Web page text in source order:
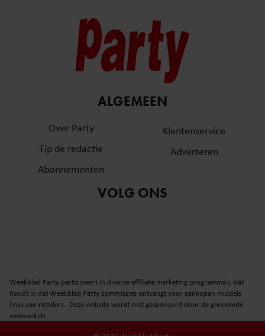
ALGEMEEN
Over Party
Tip de redactie
Abonnementen
Klantenservice
Adverteren
VOLG ONS
Weekblad Party participeert in diverse affiliate marketing programma’s, dat
houdt in dat Weekblad Party commissies ontvangt voor aankopen middels
links van retailers. Deze website wordt niet gesponsord door de genoemde
webwinkels.